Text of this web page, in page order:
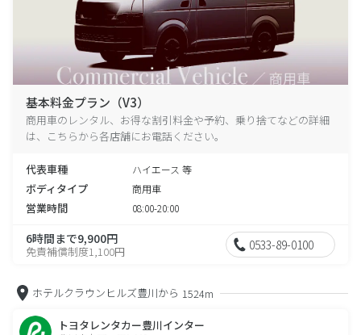
基本料金プラン（V3）
商用車のレンタル、お得な割引料金や予約、乗り捨てなどの詳細
は、こちらから各店舗にお電話ください。
代表車種 ハイエース 等
ボディタイプ 商用車
営業時間 08:00-20:00
6時間まで9,900円
免責補償制度1,100円 0533-89-0100
ホテルクラウンヒルズ豊川から 1524m
トヨタレンタカー豊川インター